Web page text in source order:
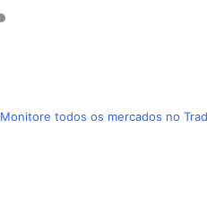
Monitore todos os mercados no